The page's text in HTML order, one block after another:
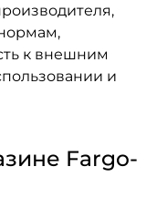
к внешним
и
Fargo-